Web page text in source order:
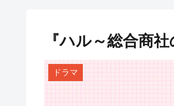
『ハル～総合商
ドラマ